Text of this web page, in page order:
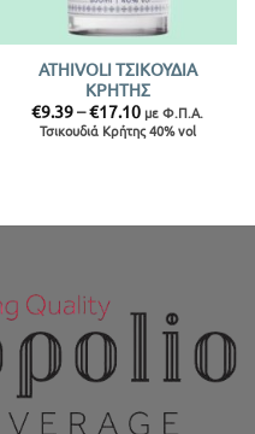
ATHIVOLI ΤΣΙΚΟΥΔΙΑ
ΚΡΗΤΗΣ
€9.39–€17.10Price
range:
€9.39
με Φ.Π.Α.
Τσικουδιά Κρήτης 40% vol